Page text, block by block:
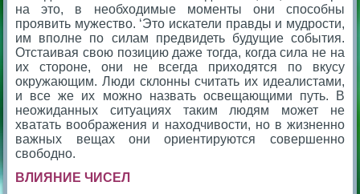
на это, в необходимые моменты они способны
проявить мужество. ‘Это искатели правды и мудрости,
им вполне по силам предвидеть будущие события.
Отстаивая свою позицию даже тогда, когда сила не на
их стороне, они не всегда приходятся по вкусу
окружающим. Люди склонны считать их идеалистами,
и все же их можно назвать освещающими путь. В
неожиданных ситуациях таким людям может не
хватать воображения и находчивости, но в жизненно
важных вещах они ориентируются совершенно
свободно.
ВЛИЯНИЕ ЧИСЕЛ